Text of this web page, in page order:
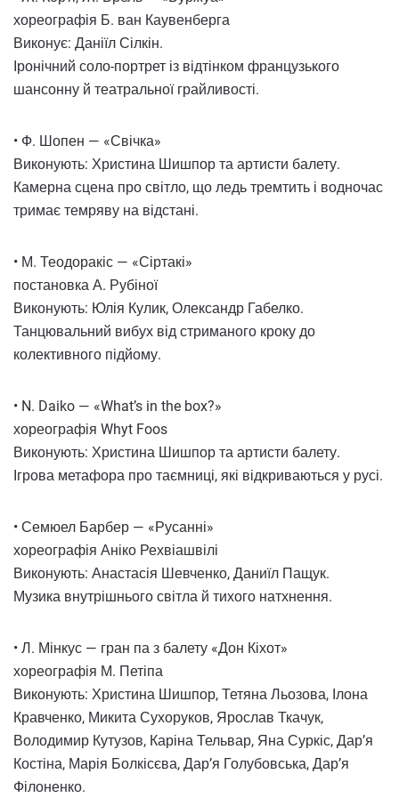
хореографія Б. ван Каувенберга
Виконує: Даніїл Сілкін.
Іронічний соло-портрет із відтінком французького
шансонну й театральної грайливості.
• Ф. Шопен — «Свічка»
Виконують: Христина Шишпор та артисти балету.
Камерна сцена про світло, що ледь тремтить і водночас
тримає темряву на відстані.
• М. Теодоракіс — «Сіртакі»
постановка А. Рубіної
Виконують: Юлія Кулик, Олександр Габелко.
Танцювальний вибух від стриманого кроку до
колективного підйому.
• N. Daiko — «What’s in the box?»
хореографія Whyt Foos
Виконують: Христина Шишпор та артисти балету.
Ігрова метафора про таємниці, які відкриваються у русі.
• Семюел Барбер — «Русанні»
хореографія Аніко Рехвіашвілі
Виконують: Анастасія Шевченко, Даниїл Пащук.
Музика внутрішнього світла й тихого натхнення.
• Л. Мінкус — гран па з балету «Дон Кіхот»
хореографія М. Петіпа
Виконують: Христина Шишпор, Тетяна Льозова, Ілона
Кравченко, Микита Сухоруков, Ярослав Ткачук,
Володимир Кутузов, Каріна Тельвар, Яна Суркіс, Дар’я
Костіна, Марія Болкісєва, Дар’я Голубовська, Дар’я
Філоненко.